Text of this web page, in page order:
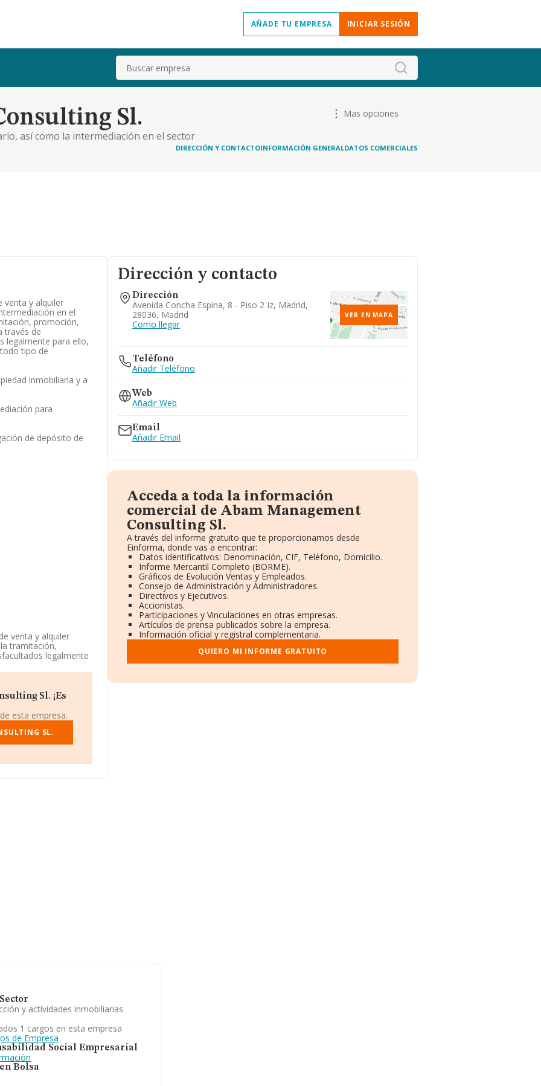
AÑADE TU EMPRESA INICIAR SESIÓN
Buscar
Sl.
así como la intermediación en el sector
a través de
Mas opciones
DIRECCIÓN Y CONTACTOINFORMACIÓN GENERALDATOS COMERCIALES
venta y alquiler
en el
promoción,
través de
legalmente para ello,
tipo de
inmobiliaria y a
para
de depósito de
venta y alquiler
tramitación,
legalmente
La sociedad
CNAE corresponde a
identificación fiscal
(28036), Madrid,
de euros y se
Sl. ¡Es
esta empresa.
SL.
Dirección y contacto
Dirección
Avenida Concha Espina, 8 - Piso 2 Iz, Madrid,
28036, Madrid
Como llegar
VER EN MAPA
Teléfono
Añadir Teléfono
Web
Añadir Web
Email
Añadir Email
Acceda a toda la información
comercial de Abam Management
Consulting Sl.
A través del informe gratuito que te proporcionamos desde
Einforma, donde vas a encontrar:
Datos identificativos: Denominación, CIF, Teléfono, Domicilio.
Informe Mercantil Completo (BORME).
Gráficos de Evolución Ventas y Empleados.
Consejo de Administración y Administradores.
Directivos y Ejecutivos.
Accionistas.
Participaciones y Vinculaciones en otras empresas.
Artículos de prensa publicados sobre la empresa.
Información oficial y registral complementaria.
QUIERO MI INFORME GRATUITO
y actividades inmobiliarias
1 cargos en esta empresa
de Empresa
Social Empresarial
Bolsa